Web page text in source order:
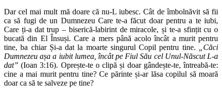
Dar cel mai mult mă doare că nu-L iubesc. Cât de îmbolnăvit să fii
ca să fugi de un Dumnezeu Care te-a făcut doar pentru a te iubi,
Care ți-a dat trup – biserică-labirint de miracole, și te-a sfințit cu o
bucată din El Însuși. Care a mers până acolo încât a murit pentru
tine, ba chiar Și-a dat la moarte singurul Copil pentru tine. „Căci
Dumnezeu așa a iubit lumea, încât pe Fiul Său cel Unul-Născut L-a
dat” (Ioan 3:16). Oprește-te o clipă și doar gândește-te, întreabă-te:
cine a mai murit pentru tine? Ce părinte și-ar lăsa copilul să moară
doar ca să te salveze pe tine?